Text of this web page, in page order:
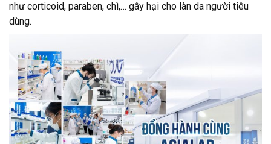
như corticoid, paraben, chì,… gây hại cho làn da người tiêu
dùng.